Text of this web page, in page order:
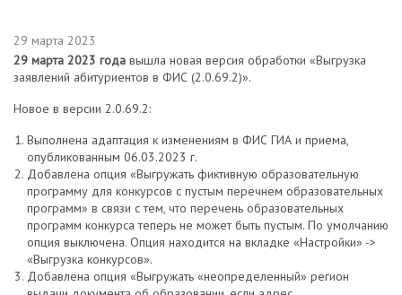
29 марта 2023
29 марта 2023 года вышла новая версия обработки «Выгрузка
заявлений абитуриентов в ФИС (2.0.69.2)».
Новое в версии 2.0.69.2:
Выполнена адаптация к изменениям в ФИС ГИА и приема,
опубликованным 06.03.2023 г.
Добавлена опция «Выгружать фиктивную образовательную
программу для конкурсов с пустым перечнем образовательных
программ» в связи с тем, что перечень образовательных
программ конкурса теперь не может быть пустым. По умолчанию
опция выключена. Опция находится на вкладке «Настройки» ->
«Выгрузка конкурсов».
Добавлена опция «Выгружать «неопределенный» регион